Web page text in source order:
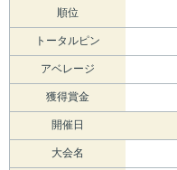
順位
トータルピン
アベレージ
獲得賞金
開催日
大会名